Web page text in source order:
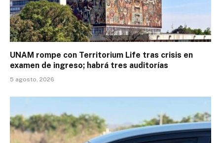
UNAM rompe con Territorium Life tras crisis en
examen de ingreso; habrá tres auditorías
5 agosto, 2026